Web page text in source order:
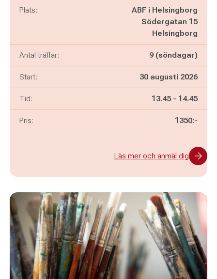
Plats:
ABF i Helsingborg
Södergatan 15
Helsingborg
Antal träffar: 9 (söndagar)
Start: 30 augusti 2026
Tid: Pågår mellan
13.45 - och
14.45
Pris: 1350:-
Läs mer och anmäl dig